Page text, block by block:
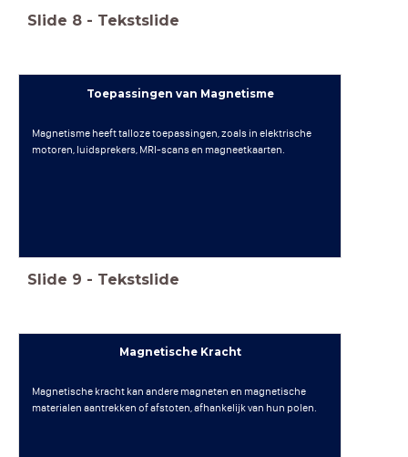
Slide 8 - Tekstslide
Toepassingen van Magnetisme
Magnetisme heeft talloze toepassingen, zoals in elektrische
motoren, luidsprekers, MRI-scans en magneetkaarten.
Slide 9 - Tekstslide
Magnetische Kracht
Magnetische kracht kan andere magneten en magnetische
materialen aantrekken of afstoten, afhankelijk van hun polen.